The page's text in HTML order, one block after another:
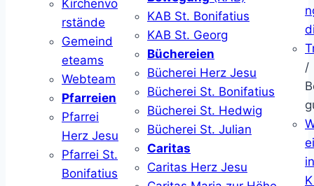
Kirchenvo
rstände
Gemeind
eteams
Webteam
Pfarreien
Pfarrei
Herz Jesu
Pfarrei St.
Bonifatius
KAB St. Bonifatius
KAB St. Georg
Büchereien
Bücherei Herz Jesu
Bücherei St. Bonifatius
Bücherei St. Hedwig
Bücherei St. Julian
Caritas
Caritas Herz Jesu
/